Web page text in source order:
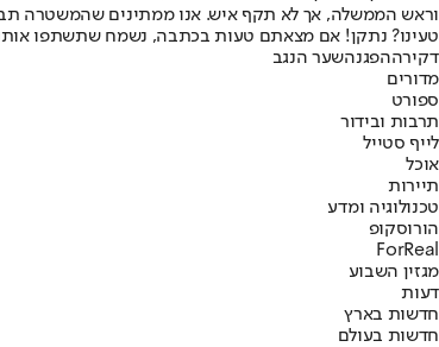
וראש הממשלה, אך לא תקף איש. אנו ממתינים שהמשטרה
טעינו? נתקן! אם מצאתם טעות בכתבה, נשמח שתשתפו
דקירההפגנהשער הנגב
מדורים
ספורט
תרבות ובידור
לייף סטייל
אוכל
תיירות
טכנולוגיה ומדע
הורוסקופ
ForReal
מגזין השבוע
דעות
חדשות בארץ
חדשות בעולם